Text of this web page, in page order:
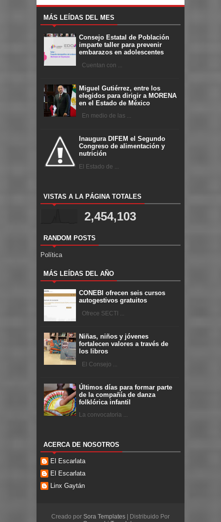
MÁS LEÍDAS DEL MES
Consejo Estatal de Población
imparte taller para prevenir
embarazos en adolescentes
Cuentan con ...
Miguel Gutiérrez, entre los
elegidos para dirigir a MORENA
en el Estado de México
En medio de las ...
Inaugura DIFEM el Segundo
Congreso de alimentación y
nutrición
El Estado de ...
VISTAS A LA PÁGINA TOTALES
2,454,103
RANDOM POSTS
Política
MÁS LEÍDAS DEL AÑO
CONEBI ofrecen seis cursos
autogestivos gratuitos
Ofrece SECTI ...
Niñas, niños y jóvenes
fortalecen valores a través de
los libros
El Consejo ...
Últimos días para formar parte
de la compañía de danza
folklórica infantil
La convocatoria ...
ACERCA DE NOSOTROS
El Escarlata
El Escarlata
Linx Gaytán
Creado por Sora Templates | Distribuido Por